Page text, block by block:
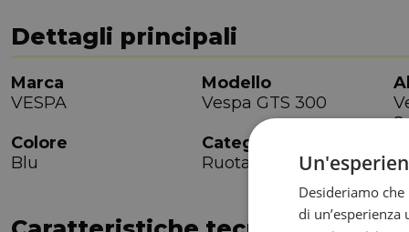
Dettagli principali
Marca
VESPA
Modello
Vespa GTS 300
Colore
Blu
Categoria
Ruota Bassa
Desideriamo
di